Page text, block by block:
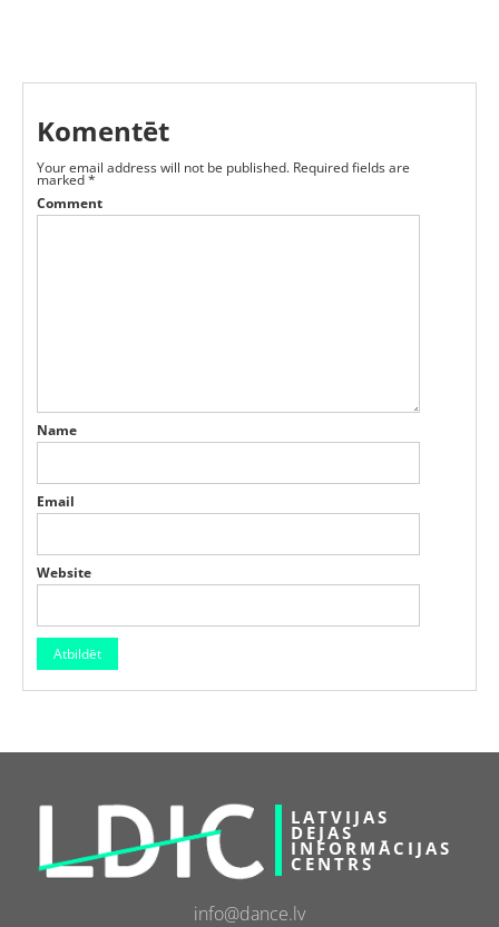
Komentēt
Your email address will not be published. Required fields are
marked*
Comment
Name
Email
Website
LATVIJAS
DEJAS
INFORMĀCIJAS
CENTRS
info@dance.lv